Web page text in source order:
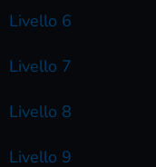
Livello 6
Livello 7
Livello 8
Livello 9